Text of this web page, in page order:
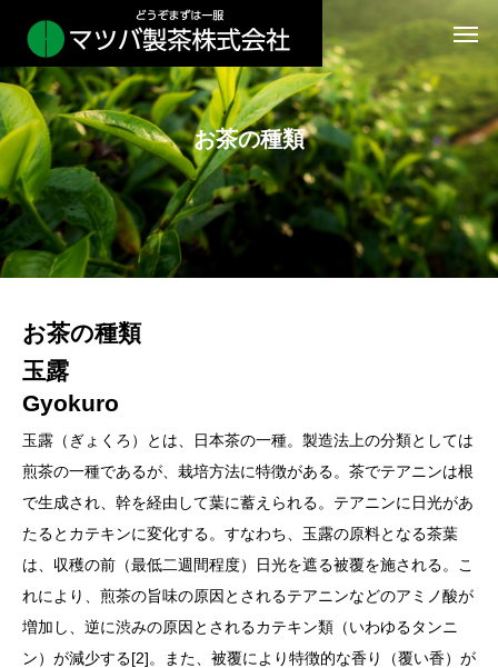
お茶の種類
お茶の種類
玉露
Gyokuro
玉露（ぎょくろ）とは、日本茶の一種。製造法上の分類としては
煎茶の一種であるが、栽培方法に特徴がある。茶でテアニンは根
で生成され、幹を経由して葉に蓄えられる。テアニンに日光があ
たるとカテキンに変化する。すなわち、玉露の原料となる茶葉
は、収穫の前（最低二週間程度）日光を遮る被覆を施される。こ
れにより、煎茶の旨味の原因とされるテアニンなどのアミノ酸が
増加し、逆に渋みの原因とされるカテキン類（いわゆるタンニ
ン）が減少する[2]。また、被覆により特徴的な香り（覆い香）が